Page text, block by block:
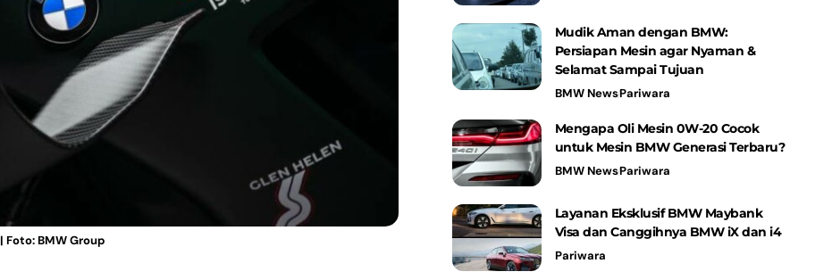
Foto: BMW Group
Mudik Aman dengan BMW:
Persiapan Mesin agar Nyaman &
Selamat Sampai Tujuan
BMW NewsPariwara
Mengapa Oli Mesin 0W-20 Cocok
untuk Mesin BMW Generasi Terbaru?
BMW NewsPariwara
Layanan Eksklusif BMW Maybank
Visa dan Canggihnya BMW iX dan i4
Pariwara